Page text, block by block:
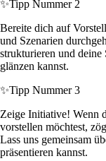
✨Tipp Nummer 2
Bereite dich auf
und Szenarien
strukturieren und deine
glänzen kannst.
✨Tipp Nummer 3
Zeige Initiative! Wenn
vorstellen möchtest,
Lass uns gemeinsam
präsentieren kannst.